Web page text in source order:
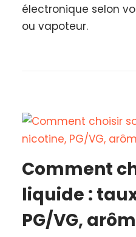
électronique selon
ou vapoteur.
Comment
liquide :
PG/VG,